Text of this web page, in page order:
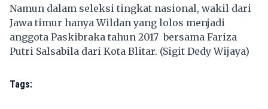
Namun dalam seleksi tingkat nasional, wakil dari
Jawa timur hanya Wildan yang lolos menjadi
anggota Paskibraka tahun 2017 bersama Fariza
Putri Salsabila dari Kota Blitar. (Sigit Dedy Wijaya)
Tags: